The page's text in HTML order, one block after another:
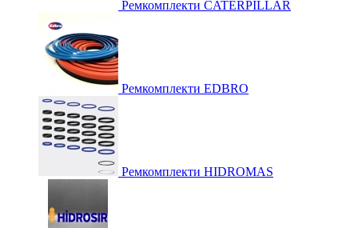
Ремкомплекти CATERPILLAR
Ремкомплекти EDBRO
Ремкомплекти HIDROMAS